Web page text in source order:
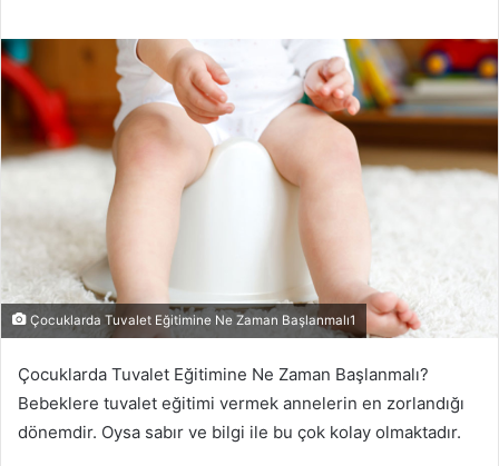
Çocuklarda Tuvalet Eğitimine Ne Zaman Başlanmalı1
Çocuklarda Tuvalet Eğitimine Ne Zaman Başlanmalı?
Bebeklere tuvalet eğitimi vermek annelerin en zorlandığı
dönemdir. Oysa sabır ve bilgi ile bu çok kolay olmaktadır.